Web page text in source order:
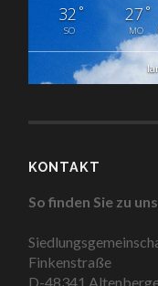
32 °
SO
27°
MO
KONTAKT
So finden Sie zu
Finkenstraße
D-48341